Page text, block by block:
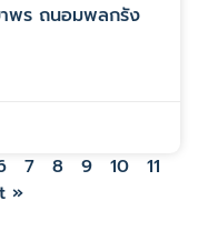
พร ถนอมพลกรัง
7 8 9 10
11
»